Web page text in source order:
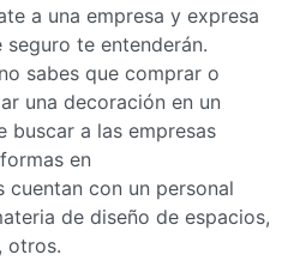
a una empresa y expresa
te entenderán.
sabes que comprar o
una decoración en un
buscar a las empresas
en
cuentan con un personal
de diseño de espacios,
otros.